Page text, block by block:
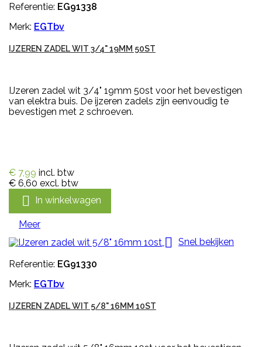
Referentie: EG91338
Merk: EGTbv
IJZEREN ZADEL WIT 3/4" 19MM 50ST
IJzeren zadel wit 3/4" 19mm 50st voor het bevestigen
van elektra buis. De ijzeren zadels zijn eenvoudig te
bevestigen met 2 schroeven.
€ 7,99 incl. btw
€ 6,60 excl. btw
 In winkelwagen
Meer
 Snel bekijken
Referentie: EG91330
Merk: EGTbv
IJZEREN ZADEL WIT 5/8" 16MM 10ST